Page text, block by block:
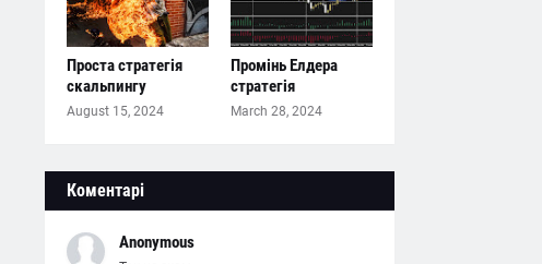
Проста стратегія
скальпингу
August 15, 2024
Промінь Елдера
стратегія
March 28, 2024
Коментарі
Anonymous